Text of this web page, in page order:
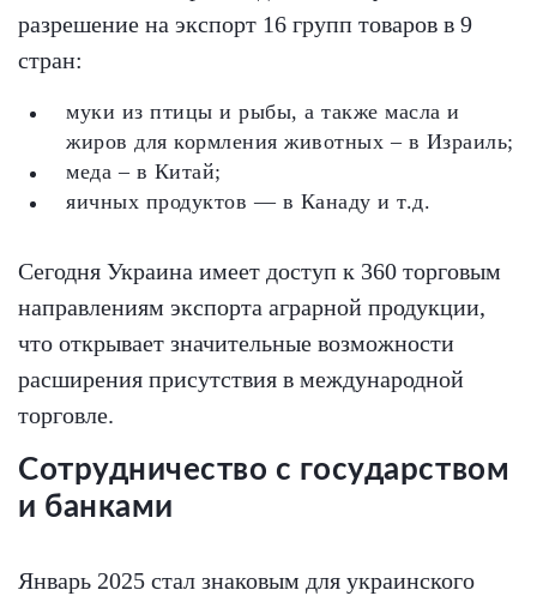
разрешение на экспорт 16 групп товаров в 9
стран:
муки из птицы и рыбы, а также масла и
жиров для кормления животных – в Израиль;
меда – в Китай;
яичных продуктов — в Канаду и т.д.
Сегодня Украина имеет доступ к 360 торговым
направлениям экспорта аграрной продукции,
что открывает значительные возможности
расширения присутствия в международной
торговле.
Сотрудничество с государством
и банками
Январь 2025 стал знаковым для украинского